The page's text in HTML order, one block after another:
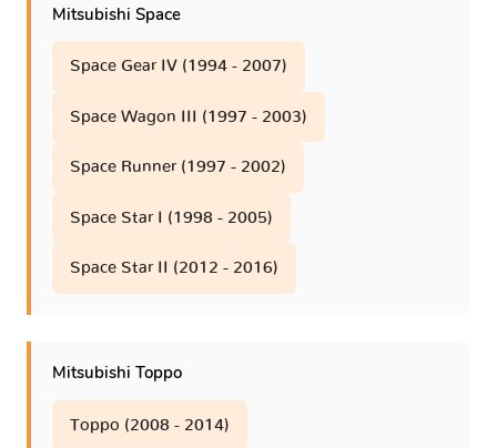
Mitsubishi Space
Space Gear IV (1994 - 2007)
Space Wagon III (1997 - 2003)
Space Runner (1997 - 2002)
Space Star I (1998 - 2005)
Space Star II (2012 - 2016)
Mitsubishi Toppo
Toppo (2008 - 2014)